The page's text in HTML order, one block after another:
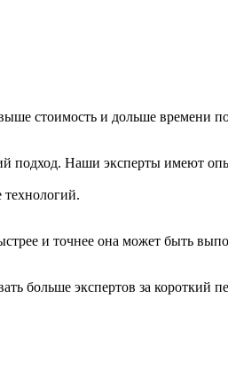
стоимость и дольше времени
подход. Наши эксперты имеют
технологий.
и точнее она может быть
больше экспертов за короткий